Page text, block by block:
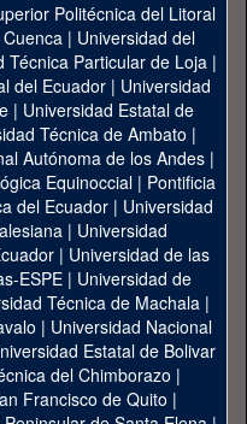
Politécnica del Litoral
| Universidad del
Técnica Particular de Loja|
del Ecuador| Universidad
| Universidad Estatal de
Técnica de Ambato |
Autónoma de los Andes|
Equinoccial| Pontificia
del Ecuador | Universidad
| Universidad
| Universidad de las
ESPE | Universidad de
Técnica de Machala|
| Universidad Nacional
Estatal de Bolivar
del Chimborazo |
Francisco de Quito |